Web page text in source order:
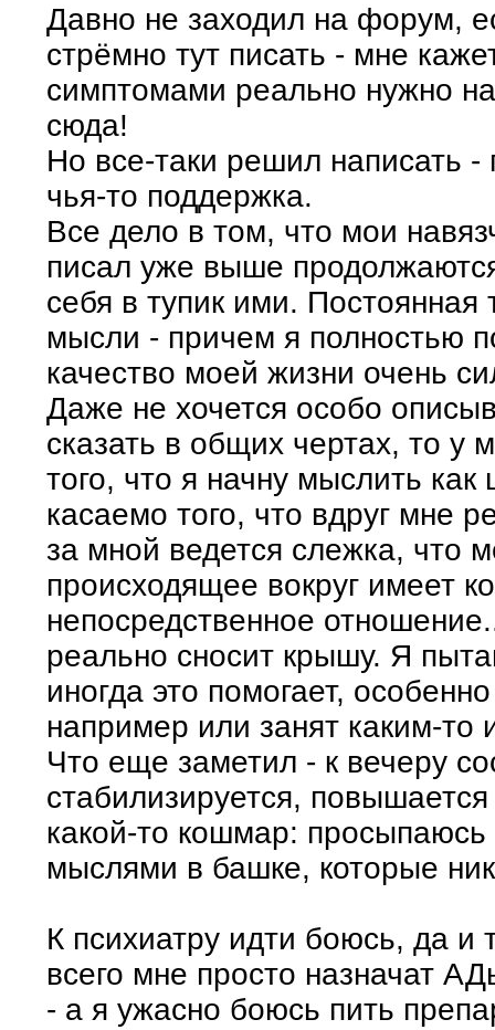
Давно не заходил на форум,
стрёмно тут писать - мне
симптомами реально нужно
сюда!
Но все-таки решил написать
чья-то поддержка.
Все дело в том, что мои
писал уже выше
себя в тупик ими. Постоянная
мысли - причем я полностью
качество моей жизни очень
Даже не хочется особо
сказать в общих чертах, то у
того, что я начну мыслить
касаемо того, что вдруг мне
за мной ведется слежка, что
происходящее вокруг имеет
непосредственное
реально сносит крышу. Я
иногда это помогает,
например или занят каким-
Что еще заметил - к вечеру
стабилизируется,
какой-то кошмар:
мыслями в башке, которые
К психиатру идти боюсь, да и
всего мне просто назначат
- а я ужасно боюсь пить